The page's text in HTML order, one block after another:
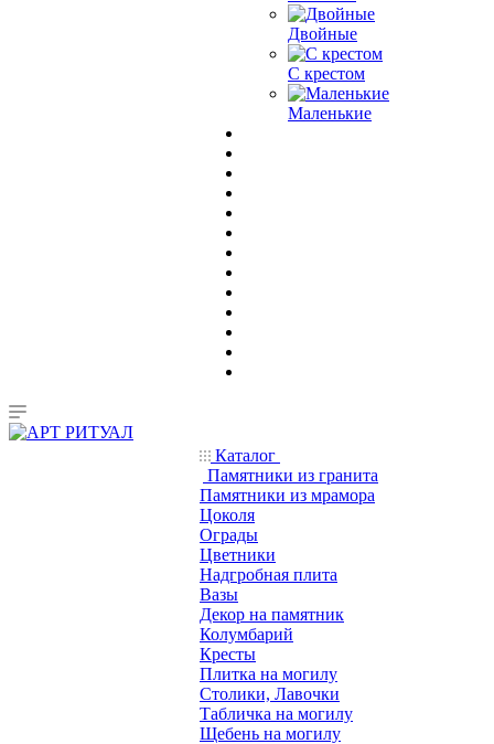
Двойные
С крестом
Маленькие
Каталог
Памятники из гранита
Памятники из мрамора
Цоколя
Ограды
Цветники
Надгробная плита
Вазы
Декор на памятник
Колумбарий
Кресты
Плитка на могилу
Столики, Лавочки
Табличка на могилу
Щебень на могилу